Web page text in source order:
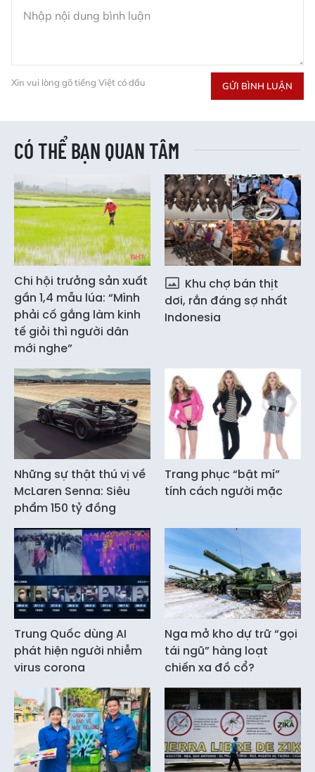
Xin vui lòng gõ tiếng Việt có dấu GỬI BÌNH LUẬN
CÓ THỂ BẠN QUAN TÂM
Chi hội trưởng sản xuất
gần 1,4 mẫu lúa: “Mình
phải cố gắng làm kinh
tế giỏi thì người dân
mới nghe”
Khu chợ bán thịt
dơi, rắn đáng sợ nhất
Indonesia
Những sự thật thú vị về
McLaren Senna: Siêu
phẩm 150 tỷ đồng
Trang phục “bật mí”
tính cách người mặc
Trung Quốc dùng AI
phát hiện người nhiễm
virus corona
Nga mở kho dự trữ “gọi
tái ngũ” hàng loạt
chiến xa đồ cổ?